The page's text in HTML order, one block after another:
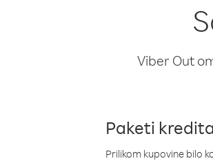
Viber Out
Paketi kredita
Prilikom kupovine bilo